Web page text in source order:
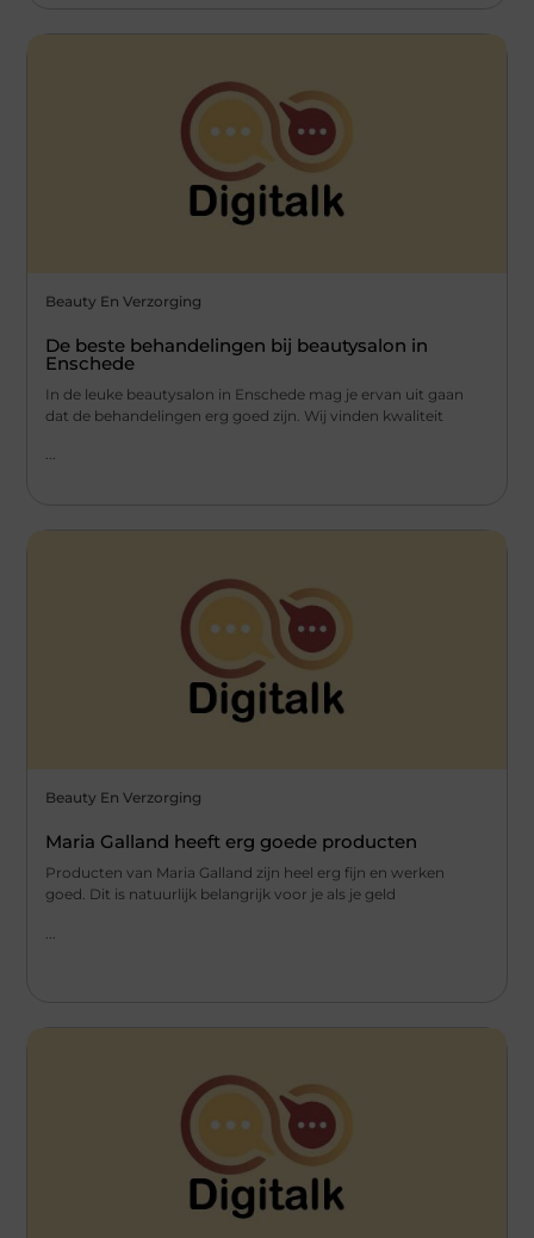
Beauty En Verzorging
De beste behandelingen bij beautysalon in
Enschede
In de leuke beautysalon in Enschede mag je ervan uit gaan
dat de behandelingen erg goed zijn. Wij vinden kwaliteit
...
Beauty En Verzorging
Maria Galland heeft erg goede producten
Producten van Maria Galland zijn heel erg fijn en werken
goed. Dit is natuurlijk belangrijk voor je als je geld